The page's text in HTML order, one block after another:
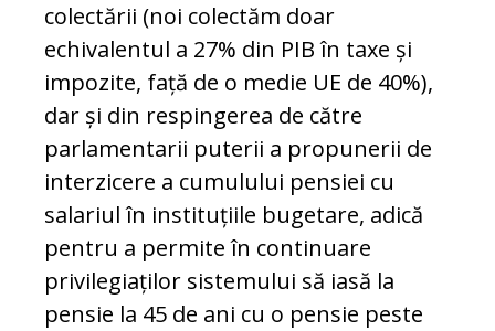
colectării (noi colectăm doar
echivalentul a 27% din PIB în taxe și
impozite, față de o medie UE de 40%),
dar și din respingerea de către
parlamentarii puterii a propunerii de
interzicere a cumulului pensiei cu
salariul în instituțiile bugetare, adică
pentru a permite în continuare
privilegiaților sistemului să iasă la
pensie la 45 de ani cu o pensie peste